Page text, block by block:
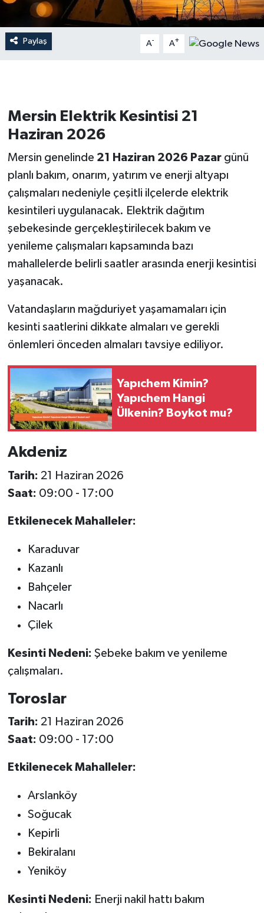
Paylaş A- A+
Mersin Elektrik Kesintisi 21
Haziran 2026
Mersin genelinde 21 Haziran 2026 Pazargünü
planlı bakım, onarım, yatırım ve enerji altyapı
çalışmaları nedeniyle çeşitli ilçelerde elektrik
kesintileri uygulanacak. Elektrik dağıtım
şebekesinde gerçekleştirilecek bakım ve
yenileme çalışmaları kapsamında bazı
mahallelerde belirli saatler arasında enerji kesintisi
yaşanacak.
Vatandaşların mağduriyet yaşamamaları için
kesinti saatlerini dikkate almaları ve gerekli
önlemleri önceden almaları tavsiye ediliyor.
Yapıchem Kimin?
Yapıchem Hangi
Ülkenin? Boykot mu?
Akdeniz
Tarih: 21 Haziran 2026
Saat: 09:00 - 17:00
Etkilenecek Mahalleler:
Karaduvar
Kazanlı
Bahçeler
Nacarlı
Çilek
Kesinti Nedeni: Şebeke bakım ve yenileme
çalışmaları.
Toroslar
Tarih: 21 Haziran 2026
Saat: 09:00 - 17:00
Etkilenecek Mahalleler:
Arslanköy
Soğucak
Kepirli
Bekiralanı
Yeniköy
Kesinti Nedeni: Enerji nakil hattı bakım